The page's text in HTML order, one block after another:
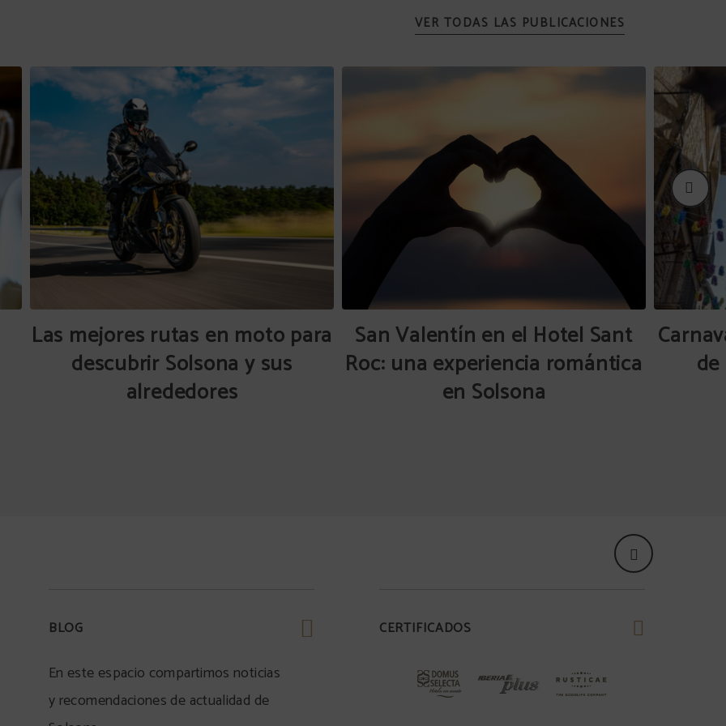
VER TODAS LAS PUBLICACIONES
Las mejores rutas en moto para
descubrir Solsona y sus
alrededores
San Valentín en el Hotel Sant
Roc: una experiencia romántica
en Solsona
BLOG
En este espacio compartimos noticias
y recomendaciones de actualidad de
CERTIFICADOS